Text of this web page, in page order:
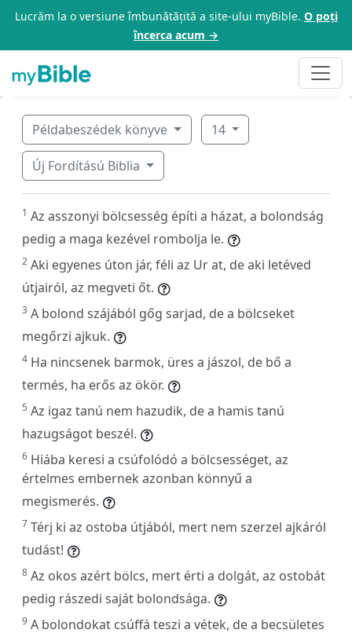
Lucrăm la o versiune îmbunătățită a site-ului myBible. O poți
încerca acum →
Példabeszédek könyve 14
Új Fordítású Biblia
1 Az asszonyi bölcsesség építi a házat, a bolondság
pedig a maga kezével rombolja le.
2 Aki egyenes úton jár, féli az Ur at, de aki letéved
útjairól, az megveti őt.
3 A bolond szájából gőg sarjad, de a bölcseket
megőrzi ajkuk.
4 Ha nincsenek barmok, üres a jászol, de bő a
termés, ha erős az ökör.
5 Az igaz tanú nem hazudik, de a hamis tanú
hazugságot beszél.
6 Hiába keresi a csúfolódó a bölcsességet, az
értelmes embernek azonban könnyű a
megismerés.
7 Térj ki az ostoba útjából, mert nem szerzel ajkáról
tudást!
8 Az okos azért bölcs, mert érti a dolgát, az ostobát
pedig rászedi saját bolondsága.
9 A bolondokat csúffá teszi a vétek, de a becsületes